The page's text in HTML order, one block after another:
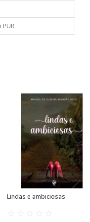
PUR
Lindas e ambiciosas